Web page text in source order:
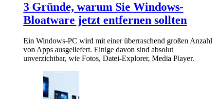
3 Gründe, warum Sie Windows-
Bloatware jetzt entfernen sollten
Ein Windows-PC wird mit einer überraschend großen Anzahl
von Apps ausgeliefert. Einige davon sind absolut
unverzichtbar, wie Fotos, Datei-Explorer, Media Player.